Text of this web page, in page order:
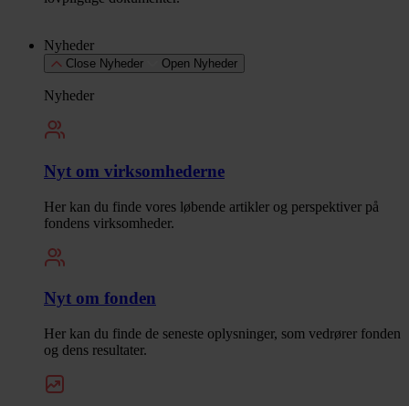
Nyheder
Close Nyheder Open Nyheder
Nyheder
Nyt om virksomhederne
Her kan du finde vores løbende artikler og perspektiver på
fondens virksomheder.
Nyt om fonden
Her kan du finde de seneste oplysninger, som vedrører fonden
og dens resultater.